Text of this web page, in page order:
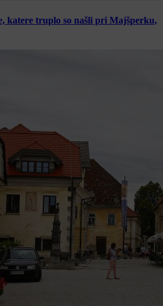
katere truplo so našli pri Majšperku,